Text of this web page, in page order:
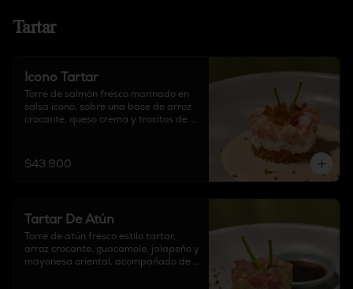
Tartar
Icono Tartar
Torre de salmón fresco marinado en
salsa icono, sobre una base de arroz
crocante, queso crema y trocitos de
$43.900
Tartar De Atún
Torre de atún fresco estilo tartar,
arroz crocante, guacamole, jalapeño y
mayonesa oriental, acompañado de